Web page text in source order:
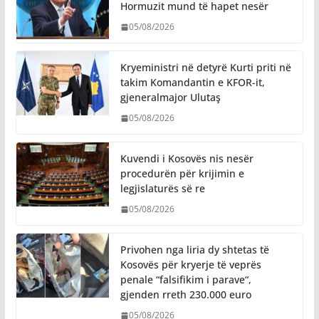
Hormuzit mund të hapet nesër
05/08/2026
Kryeministri në detyrë Kurti priti në
takim Komandantin e KFOR-it,
gjeneralmajor Ulutaş
05/08/2026
Kuvendi i Kosovës nis nesër
procedurën për krijimin e
legjislaturës së re
05/08/2026
Privohen nga liria dy shtetas të
Kosovës për kryerje të veprës
penale “falsifikim i parave“,
gjenden rreth 230.000 euro
05/08/2026